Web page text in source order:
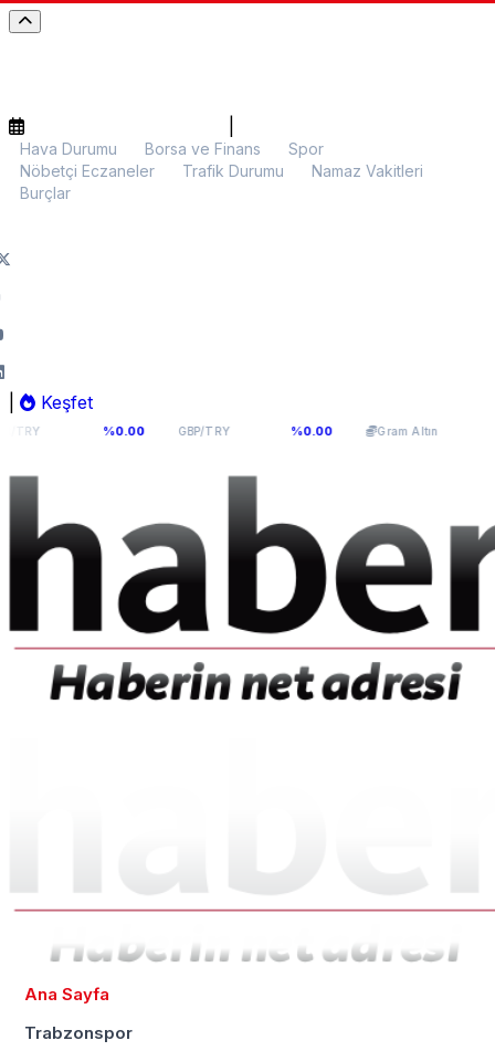
Hava Durumu Borsa ve Finans
Spor
Nöbetçi Eczaneler
Trafik Durumu
Namaz Vakitleri
Burçlar
Keşfet
%0.00 GBP/TRY 64,2936 %0.00 Gram Altın6.107,34 %0.00
Ana Sayfa
Trabzonspor